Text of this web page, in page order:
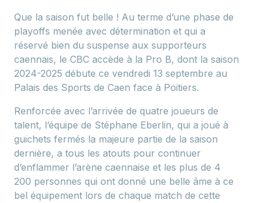
Que la saison fut belle ! Au terme d’une phase de
playoffs menée avec détermination et qui a
réservé bien du suspense aux supporteurs
caennais, le CBC accède à la Pro B, dont la saison
2024-2025 débute ce vendredi 13 septembre au
Palais des Sports de Caen face à Poitiers.
Renforcée avec l’arrivée de quatre joueurs de
talent, l’équipe de Stéphane Eberlin, qui a joué à
guichets fermés la majeure partie de la saison
dernière, a tous les atouts pour continuer
d’enflammer l’arène caennaise et les plus de 4
200 personnes qui ont donné une belle âme à ce
bel équipement lors de chaque match de cette